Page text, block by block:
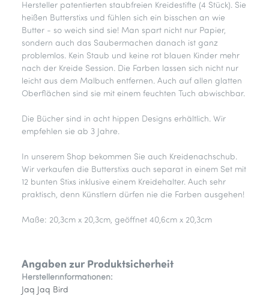
Hersteller patentierten staubfreien Kreidestifte (4 Stück). Sie
heißen Butterstixs und fühlen sich ein bisschen an wie
Butter - so weich sind sie! Man spart nicht nur Papier,
sondern auch das Saubermachen danach ist ganz
problemlos. Kein Staub und keine rot blauen Kinder mehr
nach der Kreide Session. Die Farben lassen sich nicht nur
leicht aus dem Malbuch entfernen. Auch auf allen glatten
Oberflächen sind sie mit einem feuchten Tuch abwischbar.
Die Bücher sind in acht hippen Designs erhältlich. Wir
empfehlen sie ab 3 Jahre.
In unserem Shop bekommen Sie auch Kreidenachschub.
Wir verkaufen die Butterstixs auch separat in einem Set mit
12 bunten Stixs inklusive einem Kreidehalter. Auch sehr
praktisch, denn Künstlern dürfen nie die Farben ausgehen!
Maße: 20,3cm x 20,3cm, geöffnet 40,6cm x 20,3cm
Angaben zur Produktsicherheit
Herstellerinformationen:
Jaq Jaq Bird